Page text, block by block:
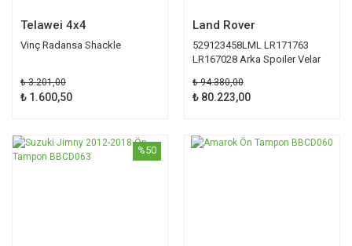
Telawei 4x4
Vinç Radansa Shackle
₺ 3.201,00
₺ 1.600,50
Land Rover
529123458LML LR171763
LR167028 Arka Spoiler Velar
₺ 94.380,00
₺ 80.223,00
%50